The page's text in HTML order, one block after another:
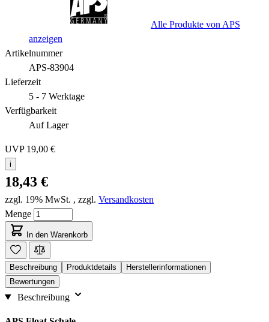
Alle Produkte von APS
anzeigen
Artikelnummer
APS-83904
Lieferzeit
5 - 7 Werktage
Verfügbarkeit
Auf Lager
UVP 19,00 €
i
18,43 €
zzgl. 19% MwSt. , zzgl. Versandkosten
Menge
In den Warenkorb
Beschreibung Produktdetails
Herstellerinformationen
Bewertungen
Beschreibung